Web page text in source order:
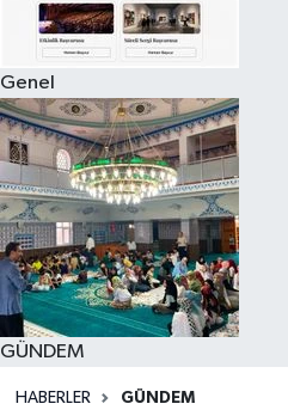
Genel
GÜNDEM
HABERLER GÜNDEM